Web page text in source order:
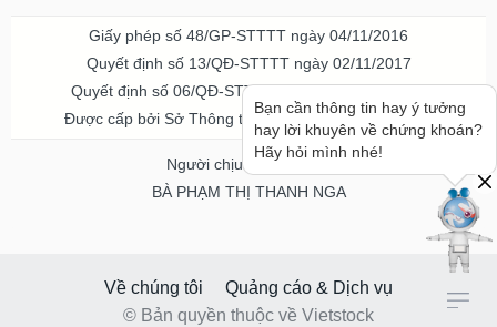
Giấy phép số 48/GP-STTTT ngày 04/11/2016
Quyết định số 13/QĐ-STTTT ngày 02/11/2017
Quyết định số 06/QĐ-STTTT-ICP ngày 20/07/2023
Được cấp bởi Sở Thông tin và Truyền thông TPHCM
Người chịu trách nhiệm
BÀ PHẠM THỊ THANH NGA
Về chúng tôi
Quảng cáo & Dịch vụ
© Bản quyền thuộc về Vietstock
Bạn cần thông tin hay ý tưởng
hay lời khuyên về chứng khoán?
Hãy hỏi mình nhé!